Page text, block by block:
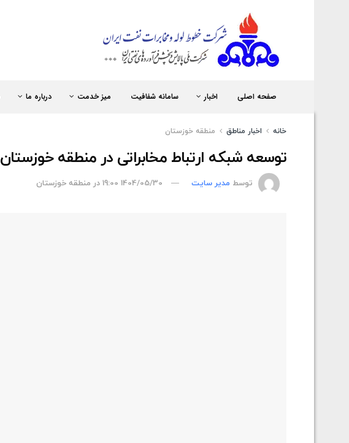
صفحه اصلی اخبار سامانه شفافیت میز خدمت درباره ما
خانه اخبار مناطق منطقه خوزستان
توسعه شبکه ارتباط مخابراتی در منطقه خوزستان
توسط مدیر سایت 1404/05/30 19:00 در منطقه خوزستان